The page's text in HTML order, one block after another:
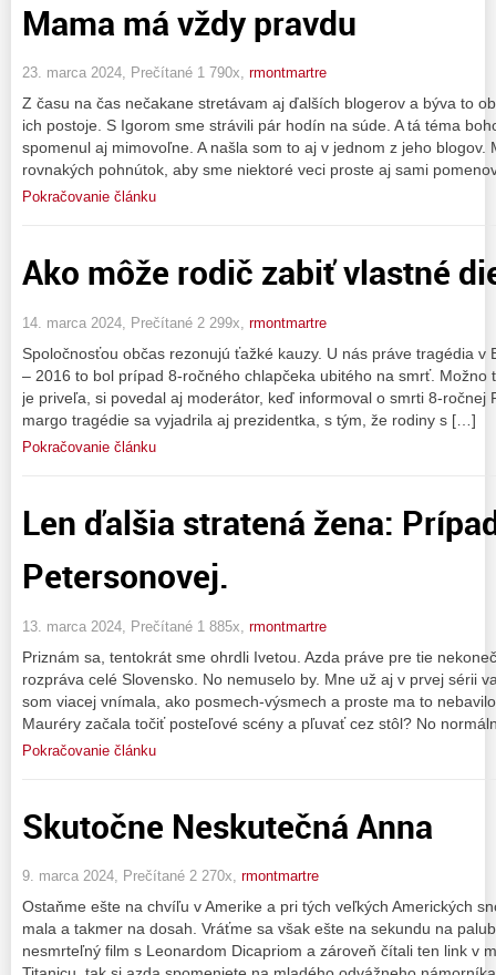
Mama má vždy pravdu
23. marca 2024, Prečítané 1 790x, rmontmartre
Z času na čas nečakane stretávam aj ďalších blogerov a býva to
ich postoje. S Igorom sme strávili pár hodín na súde. A tá téma
spomenul aj mimovoľne. A našla som to aj v jednom z jeho
rovnakých pohnútok, aby sme niektoré veci proste aj sami
Pokračovanie článku
Ako môže rodič zabiť vlastné
14. marca 2024, Prečítané 2 299x, rmontmartre
Spoločnosťou občas rezonujú ťažké kauzy. U nás práve tragédia v
– 2016 to bol prípad 8-ročného chlapčeka ubitého na smrť. Možno
je priveľa, si povedal aj moderátor, keď informoval o smrti 8-ročnej
margo tragédie sa vyjadrila aj prezidentka, s tým, že rodiny s […]
Pokračovanie článku
Len ďalšia stratená žena:
Petersonovej.
13. marca 2024, Prečítané 1 885x, rmontmartre
Priznám sa, tentokrát sme ohrdli Ivetou. Azda práve pre tie
rozpráva celé Slovensko. No nemuselo by. Mne už aj v prvej sérii
som viacej vnímala, ako posmech-výsmech a proste ma to
Mauréry začala točiť posteľové scény a pľuvať cez stôl? No
Pokračovanie článku
Skutočne Neskutečná Anna
9. marca 2024, Prečítané 2 270x, rmontmartre
Ostaňme ešte na chvíľu v Amerike a pri tých veľkých Amerických
mala a takmer na dosah. Vráťme sa však ešte na sekundu na
nesmrteľný film s Leonardom Dicapriom a zároveň čítali ten link v